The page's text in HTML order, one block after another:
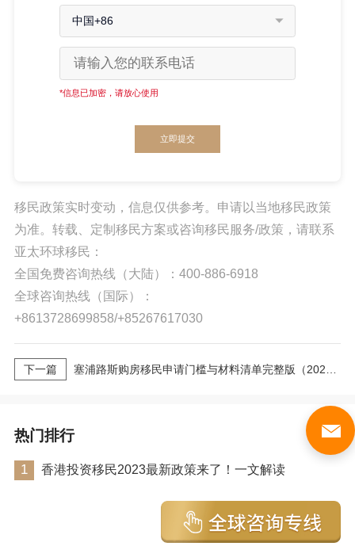
中国+86
*信息已加密，请放心使用
立即提交
移民政策实时变动，信息仅供参考。申请以当地移民政策
为准。转载、定制移民方案或咨询移民服务/政策，请联系
亚太环球移民：
全国免费咨询热线（大陆）：400-886-6918
全球咨询热线（国际）：
+8613728699858/+85267617030
下一篇
热门排行 更多
1 香港投资移民2023最新政策来了！一文解读
浏览量：25056
2023年香港投资移民政策分析（申请指南）